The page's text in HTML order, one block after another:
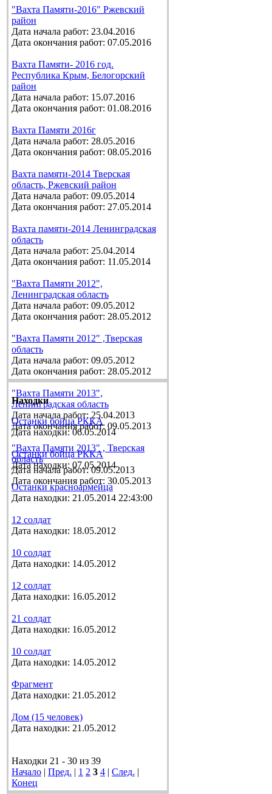
"Вахта Памяти-2016" Ржевский
район
Дата начала работ: 23.04.2016
Дата окончания работ: 07.05.2016
Вахта Памяти- 2016 год.
Республика Крым, Белогорский
район
Дата начала работ: 15.07.2016
Дата окончания работ: 01.08.2016
Вахта Памяти 2016г
Дата начала работ: 28.05.2016
Дата окончания работ: 08.05.2016
Вахта памяти-2014 Тверская
область, Ржевский район
Дата начала работ: 09.05.2014
Дата окончания работ: 27.05.2014
Вахта памяти-2014 Ленинградская
область
Дата начала работ: 25.04.2014
Дата окончания работ: 11.05.2014
"Вахта Памяти 2012",
Ленинградская область
Дата начала работ: 09.05.2012
Дата окончания работ: 28.05.2012
"Вахта Памяти 2012" ,Тверская
область
Дата начала работ: 09.05.2012
Дата окончания работ: 28.05.2012
"Вахта Памяти 2013",
Ленинградская область
Дата начала работ: 25.04.2013
Дата окончания работ: 09.05.2013
"Вахта Памяти 2013" , Тверская
область
Дата начала работ: 09.05.2013
Дата окончания работ: 30.05.2013
Находки
Останки бойца РККА
Дата находки: 06.05.2014
Останки бойца РККА
Дата находки: 07.05.2014
Останки красноармейца
Дата находки: 21.05.2014 22:43:00
12 солдат
Дата находки: 18.05.2012
10 солдат
Дата находки: 14.05.2012
12 солдат
Дата находки: 16.05.2012
21 солдат
Дата находки: 16.05.2012
10 солдат
Дата находки: 14.05.2012
Фрагмент
Дата находки: 21.05.2012
Дом (15 человек)
Дата находки: 21.05.2012
Находки 21 - 30 из 39
Начало | Пред. | 1 2 3 4 | След. |
Конец